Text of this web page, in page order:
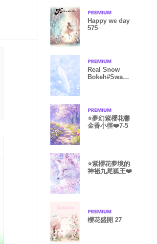
Happy we day
575
Real Snow
Bokeh#Swan
⭐️夢幻紫櫻花鬱
金香小徑❤️7-5
⭐紫櫻花夢境的
神祕九尾狐王❤️
櫻花盛開 27